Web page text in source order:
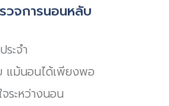
วจการนอนหลับ
ะจำ
แม้นอนได้เพียงพอ
ระหว่างนอน